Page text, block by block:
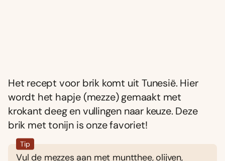
Het recept voor brik komt uit Tunesië. Hier
wordt het hapje (mezze) gemaakt met
krokant deeg en vullingen naar keuze. Deze
brik met tonijn is onze favoriet!
Tip
Vul de mezzes aan met muntthee, olijven,